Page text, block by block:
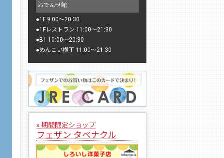
おでんせ館
●1F 9:00〜20:30
●1Fレストラン 11:00〜21:30
●B1 10:00〜20:30
●めんこい横丁 11:00〜21:30
» 期間限定ショップ
フェザン タベナクル